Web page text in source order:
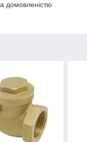
домовленістю